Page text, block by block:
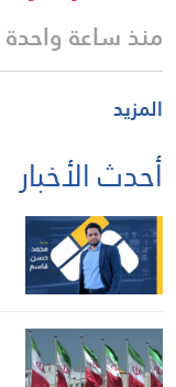
منذ ساعة واحدة
المزيد
أحدث الأخبار